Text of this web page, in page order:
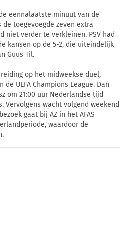
eennalaatste minuut van de
toegevoegde zeven extra
niet verder te verkleinen. PSV had
kansen op de 5-2, die uiteindelijk
Guus Til.
op het midweekse duel,
UEFA Champions League. Dan
om 21:00 uur Nederlandse tijd
Vervolgens wacht volgend weekend
gaat bij AZ in het AFAS
waardoor de